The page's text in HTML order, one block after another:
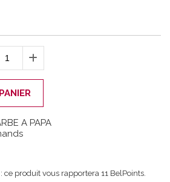
A PAPA
ce produit vous rapportera 11 BelPoints.